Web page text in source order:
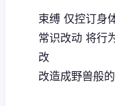
束缚 仅控订身
常识改动 将行
改
改造成野兽般